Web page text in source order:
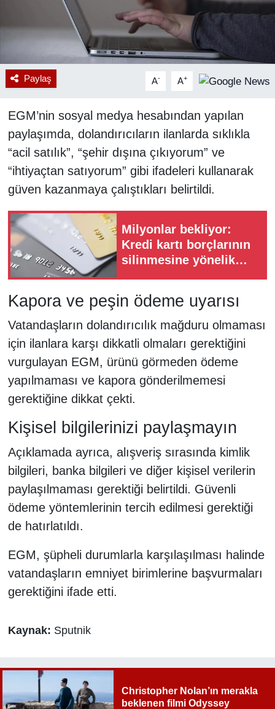
Paylaş A- A+
EGM’nin sosyal medya hesabından yapılan
paylaşımda, dolandırıcıların ilanlarda sıklıkla
“acil satılık”, “şehir dışına çıkıyorum” ve
“ihtiyaçtan satıyorum” gibi ifadeleri kullanarak
güven kazanmaya çalıştıkları belirtildi.
Milyonlar bekliyor:
Kredi kartı borçlarının
silinmesine yönelik
Kapora ve peşin ödeme uyarısı
Vatandaşların dolandırıcılık mağduru olmaması
için ilanlara karşı dikkatli olmaları gerektiğini
vurgulayan EGM, ürünü görmeden ödeme
yapılmaması ve kapora gönderilmemesi
gerektiğine dikkat çekti.
Kişisel bilgilerinizi paylaşmayın
Açıklamada ayrıca, alışveriş sırasında kimlik
bilgileri, banka bilgileri ve diğer kişisel verilerin
paylaşılmaması gerektiği belirtildi. Güvenli
ödeme yöntemlerinin tercih edilmesi gerektiği
de hatırlatıldı.
EGM, şüpheli durumlarla karşılaşılması halinde
vatandaşların emniyet birimlerine başvurmaları
gerektiğini ifade etti.
Kaynak: Sputnik
Christopher Nolan’ın merakla
beklenen filmi Odyssey